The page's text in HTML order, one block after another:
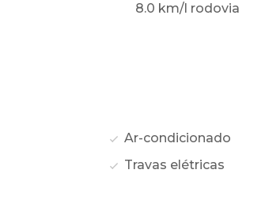
8.0 km/l rodovia
Ar-condicionado
Travas elétricas